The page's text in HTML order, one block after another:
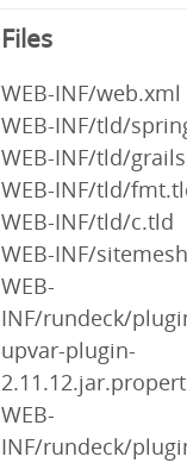
Files
WEB-INF/web.xml
WEB-INF/tld/
WEB-INF/tld/
WEB-INF/tld/
WEB-INF/tld/c.tld
WEB-INF/
WEB-
INF/rundeck/
upvar-plugin-
WEB-
INF/rundeck/